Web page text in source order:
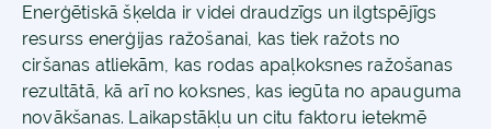
Enerģētiskā šķelda ir videi draudzīgs un ilgtspējīgs
resurss enerģijas ražošanai, kas tiek ražots no
ciršanas atliekām, kas rodas apaļkoksnes ražošanas
rezultātā, kā arī no koksnes, kas iegūta no apauguma
novākšanas. Laikapstākļu un citu faktoru ietekmē